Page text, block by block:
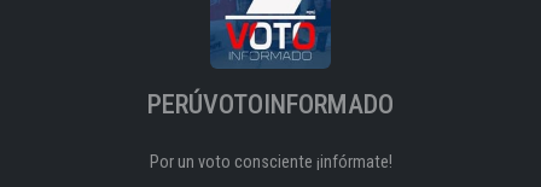
PERÚVOTOINFORMADO
Por un voto consciente ¡infórmate!